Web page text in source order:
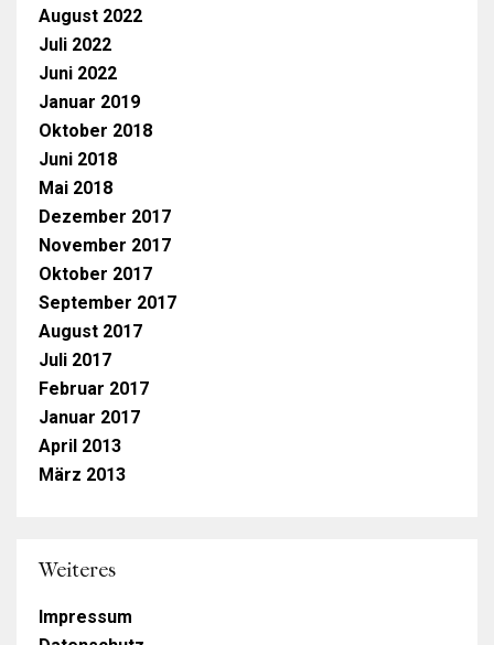
August 2022
Juli 2022
Juni 2022
Januar 2019
Oktober 2018
Juni 2018
Mai 2018
Dezember 2017
November 2017
Oktober 2017
September 2017
August 2017
Juli 2017
Februar 2017
Januar 2017
April 2013
März 2013
Weiteres
Impressum